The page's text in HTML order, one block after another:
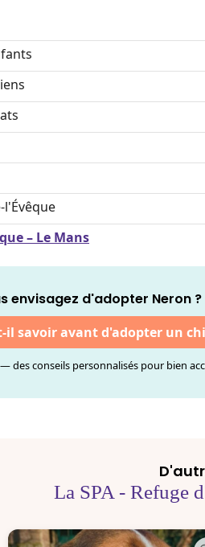
l'Évêque
– Le Mans
envisagez d'adopter Neron ?
il savoir avant d'adopter un
des conseils personnalisés pour bien
La SPA - Refuge